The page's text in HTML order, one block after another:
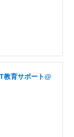
教育サポート@